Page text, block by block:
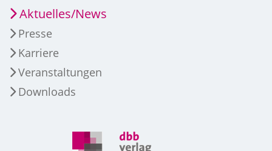
Aktuelles/News
Presse
Karriere
Veranstaltungen
Downloads